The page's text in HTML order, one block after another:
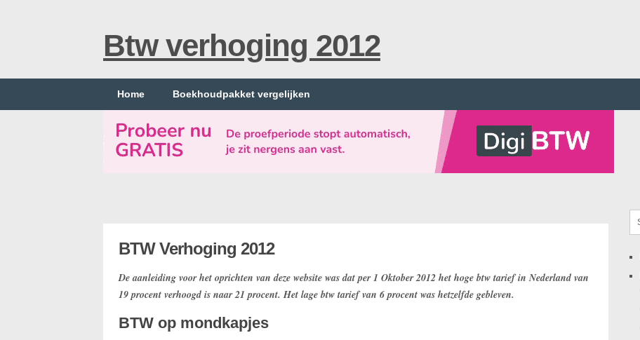
Btw verhoging 2012
Home Boekhoudpakket vergelijken
BTW Verhoging 2012
De aanleiding voor het oprichten van deze website was dat per 1 Oktober 2012 het hoge btw tarief in Nederland van
19 procent verhoogd is naar 21 procent. Het lage btw tarief van 6 procent was hetzelfde gebleven.
BTW op mondkapjes